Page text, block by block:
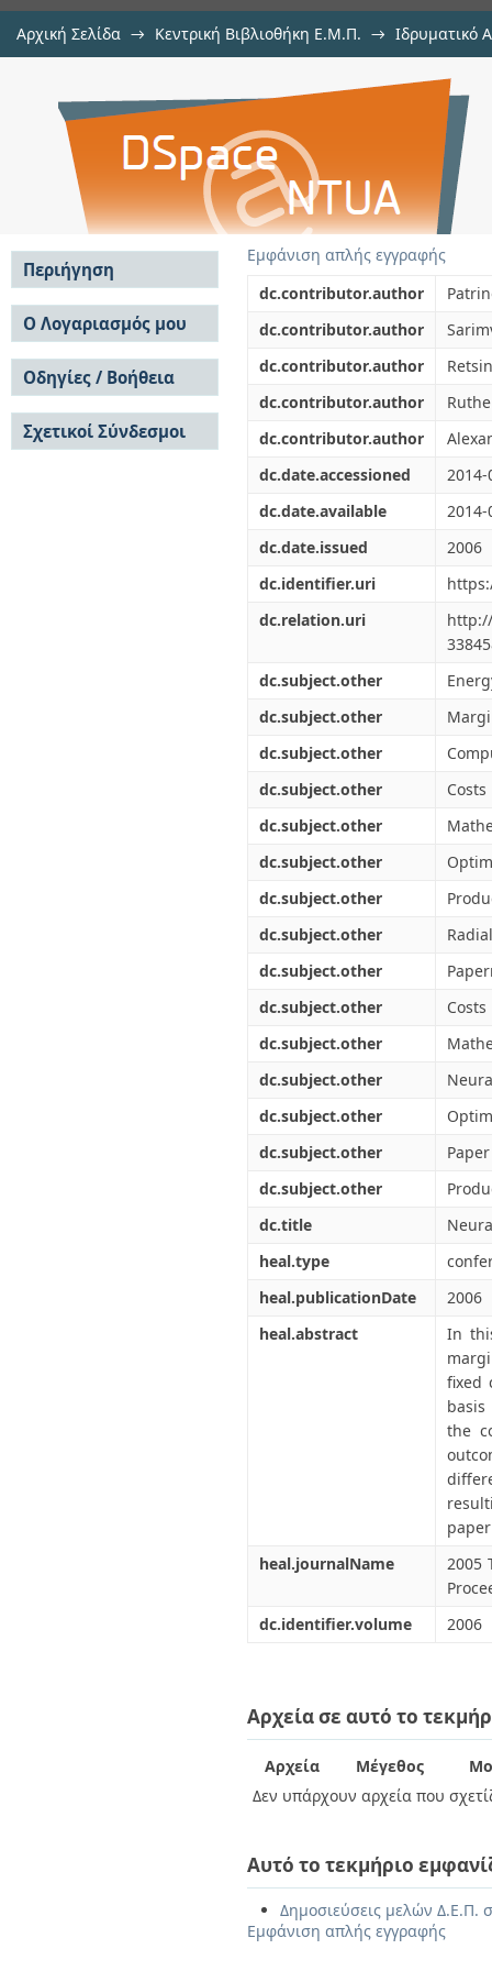
Αρχική Σελίδα → Κεντρική Βιβλιοθήκη Ε.Μ.Π. → Ιδρυματικό
Neural network model-based
Εμφάνιση απλής εγγραφής
dc.contributor.author
dc.contributor.author
dc.contributor.author
dc.contributor.author
dc.contributor.author
dc.date.accessioned
2014-
dc.date.available
2014-
dc.date.issued
2006
dc.identifier.uri
dc.relation.uri
dc.subject.other
dc.subject.other
dc.subject.other
dc.subject.other
Costs
dc.subject.other
dc.subject.other
dc.subject.other
dc.subject.other
dc.subject.other
dc.subject.other
Costs
dc.subject.other
dc.subject.other
dc.subject.other
dc.subject.other
dc.subject.other
dc.title
heal.type
heal.publicationDate
2006
heal.abstract
In
fixed
the
heal.journalName
2005
dc.identifier.volume
2006
Αρχεία σε αυτό το
Αρχεία Μέγεθος
Δεν υπάρχουν αρχεία που
Αυτό το τεκμήριο
Δημοσιεύσεις μελών Δ.Ε.Π.
Εμφάνιση απλής εγγραφής
Περιήγηση
Σε όλο το DSpace
Κοινότητες & Συλλογές
Ανά Ημερομηνία
Έκδοσης
Συγγραφείς
Τίτλοι
Θέματα
Ο Λογαριασμός μου
Σύνδεση
Εγγραφή
Οδηγίες / Βοήθεια
Οδηγίες Υποβολής
Οδηγίες Χρήσης ΙΑ
Συχνές Ερωτήσεις
Σχετικοί Σύνδεσμοι